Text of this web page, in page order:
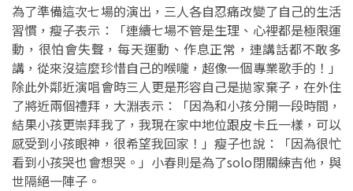
為了準備這次七場的演出，三人各自忍痛改變了自己的生活
習慣，瘦子表示：「連續七場不管是生理、心裡都是極限運
動，很怕會失聲，每天運動、作息正常，連講話都不敢多
講，從來沒這麼珍惜自己的喉嚨，超像一個專業歌手的！」
除此外鄰近演唱會時三人更是形容自己是拋家棄子，在外住
了將近兩個禮拜，大淵表示：「因為和小孩分開一段時間，
結果小孩更崇拜我了，我現在家中地位跟皮卡丘一樣，可以
感受到小孩眼神，很希望我回家！」瘦子也說：「因為很忙
看到小孩哭也會想哭。」小春則是為了solo閉關練吉他，與
世隔絕一陣子。